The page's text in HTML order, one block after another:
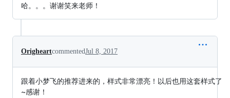
哈。。。谢谢笑来老师！
OrigheartcommentedJul 8, 2017
跟着小梦飞的推荐进来的，样式非常漂亮！以后也用这套样式了
~感谢！